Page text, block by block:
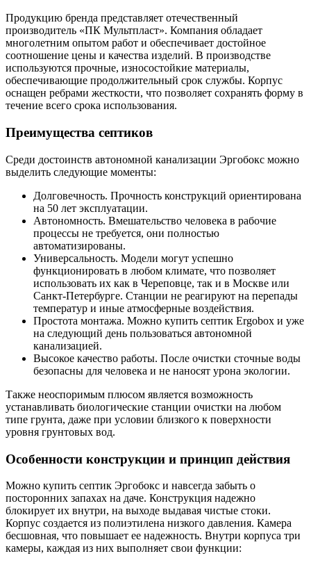
Продукцию бренда представляет отечественный
производитель «ПК Мультпласт». Компания обладает
многолетним опытом работ и обеспечивает достойное
соотношение цены и качества изделий. В производстве
используются прочные, износостойкие материалы,
обеспечивающие продолжительный срок службы. Корпус
оснащен ребрами жесткости, что позволяет сохранять форму в
течение всего срока использования.
Преимущества септиков
Среди достоинств автономной канализации Эргобокс можно
выделить следующие моменты:
Долговечность. Прочность конструкций ориентирована
на 50 лет эксплуатации.
Автономность. Вмешательство человека в рабочие
процессы не требуется, они полностью
автоматизированы.
Универсальность. Модели могут успешно
функционировать в любом климате, что позволяет
использовать их как в Череповце, так и в Москве или
Санкт-Петербурге. Станции не реагируют на перепады
температур и иные атмосферные воздействия.
Простота монтажа. Можно купить септик Ergobox и уже
на следующий день пользоваться автономной
канализацией.
Высокое качество работы. После очистки сточные воды
безопасны для человека и не наносят урона экологии.
Также неоспоримым плюсом является возможность
устанавливать биологические станции очистки на любом
типе грунта, даже при условии близкого к поверхности
уровня грунтовых вод.
Особенности конструкции и принцип действия
Можно купить септик Эргобокс и навсегда забыть о
посторонних запахах на даче. Конструкция надежно
блокирует их внутри, на выходе выдавая чистые стоки.
Корпус создается из полиэтилена низкого давления. Камера
бесшовная, что повышает ее надежность. Внутри корпуса три
камеры, каждая из них выполняет свои функции: